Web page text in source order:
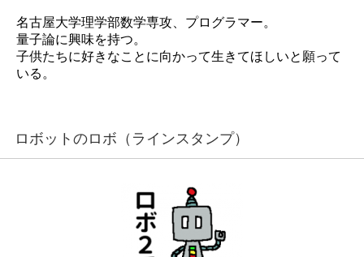
名古屋大学理学部数学専攻、プログラマー。
量子論に興味を持つ。
子供たちに好きなことに向かって生きてほしいと願って
いる。
ロボットのロボ（ラインスタンプ）